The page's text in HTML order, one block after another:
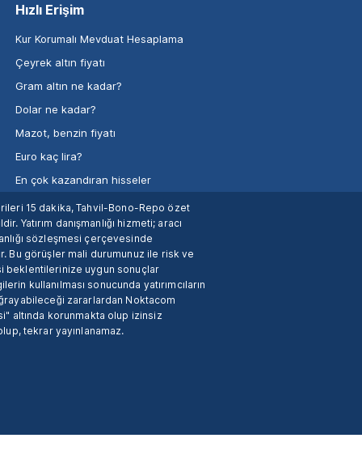
Hızlı Erişim
Kur Korumalı Mevduat Hesaplama
Çeyrek altın fiyatı
Gram altın ne kadar?
Dolar ne kadar?
Mazot, benzin fiyatı
Euro kaç lira?
En çok kazandıran hisseler
15 dakika, Tahvil-Bono-Repo özet
Yatırım danışmanlığı hizmeti; aracı
sözleşmesi çerçevesinde
Bu görüşler mali durumunuz ile risk ve
beklentilerinize uygun sonuçlar
kullanılması sonucunda yatırımcıların
zararlardan Noktacom
altında korunmakta olup izinsiz
tekrar yayınlanamaz.